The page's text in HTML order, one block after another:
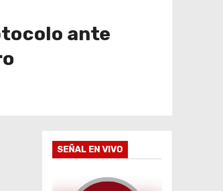
ante
SEÑAL EN VIVO